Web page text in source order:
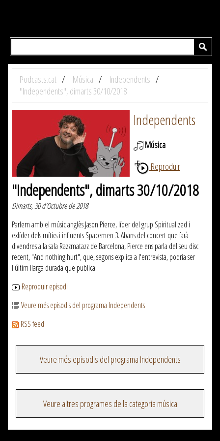
Podcasts.cat Música
Independents
"Independents", dimarts 30/10/2018
Independents
Música
Reproduir
"Independents", dimarts 30/10/2018
Dimarts, 30 d'Octubre de 2018
Parlem amb el músic anglès Jason Pierce, líder del grup Spiritualized i
exlíder dels mítics i influents Spacemen 3. Abans del concert que farà
divendres a la sala Razzmatazz de Barcelona, Pierce ens parla del seu disc
recent, "And nothing hurt", que, segons explica a l'entrevista, podria ser
l'últim llarga durada que publica.
Reproduir episodi
Veure més episodis del programa Independents
RSS feed
Veure més episodis del programa Independents
Veure altres programes de la categoria música